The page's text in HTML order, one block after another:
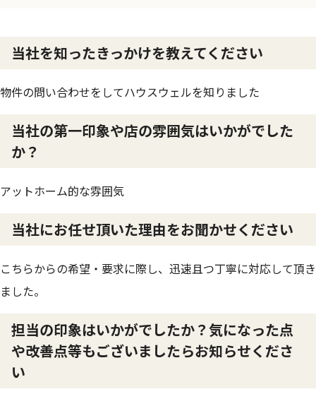
当社を知ったきっかけを教えてください
物件の問い合わせをしてハウスウェルを知りました
当社の第一印象や店の雰囲気はいかがでした
か？
アットホーム的な雰囲気
当社にお任せ頂いた理由をお聞かせください
こちらからの希望・要求に際し、迅速且つ丁寧に対応して頂き
ました。
担当の印象はいかがでしたか？気になった点
や改善点等もございましたらお知らせくださ
い